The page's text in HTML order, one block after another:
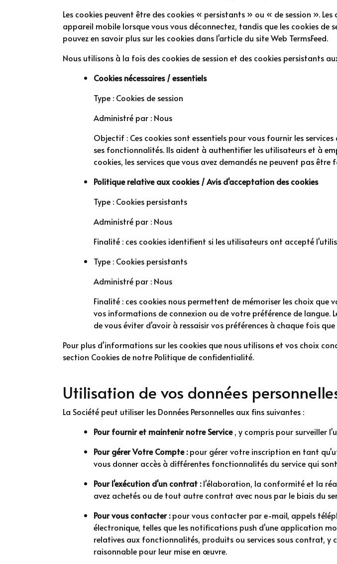
Les cookies peuvent être des cookies « persistants » ou « de session ».
appareil mobile lorsque vous vous déconnectez, tandis que les cookies de
pouvez en savoir plus sur les cookies dans l'article du site Web TermsFeed.
Nous utilisons à la fois des cookies de session et des cookies persistants
Cookies nécessaires / essentiels
Type : Cookies de session
Administré par : Nous
Objectif : Ces cookies sont essentiels pour vous fournir les
ses fonctionnalités. Ils aident à authentifier les utilisateurs et à
cookies, les services que vous avez demandés ne peuvent pas
Politique relative aux cookies / Avis d'acceptation des cookies
Type : Cookies persistants
Administré par : Nous
Finalité : ces cookies identifient si les utilisateurs ont accepté
Type : Cookies persistants
Administré par : Nous
Finalité : ces cookies nous permettent de mémoriser les choix
vos informations de connexion ou de votre préférence de langue.
de vous éviter d'avoir à ressaisir vos préférences à chaque fois que
Pour plus d'informations sur les cookies que nous utilisons et vos choix
section Cookies de notre Politique de confidentialité.
Utilisation de vos données
La Société peut utiliser les Données Personnelles aux fins suivantes :
Pour fournir et maintenir notre Service, y compris pour surveiller
Pour gérer Votre Compte :pour gérer votre inscription en tant
vous donner accès à différentes fonctionnalités du service qui
Pour l'exécution d'un contrat :l'élaboration, la conformité et la
avez achetés ou de tout autre contrat avec nous par le biais du
Pour vous contacter :pour vous contacter par e-mail, appels
électronique, telles que les notifications push d'une application
relatives aux fonctionnalités, produits ou services sous contrat, y
raisonnable pour leur mise en œuvre.